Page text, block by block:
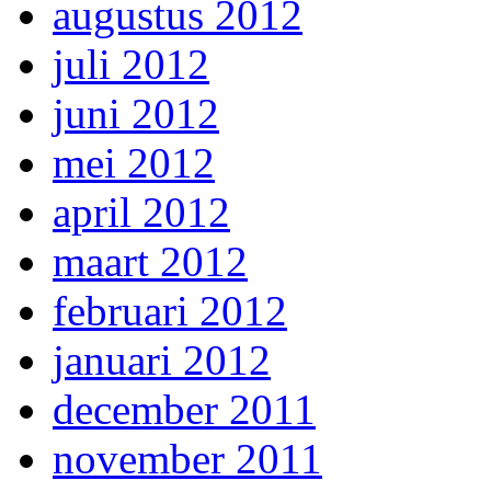
augustus 2012
juli 2012
juni 2012
mei 2012
april 2012
maart 2012
februari 2012
januari 2012
december 2011
november 2011